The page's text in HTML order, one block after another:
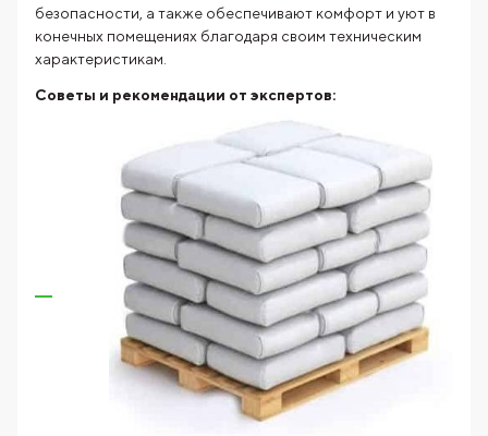
безопасности, а также обеспечивают комфорт и уют в
конечных помещениях благодаря своим техническим
характеристикам.
Советы и рекомендации от экспертов: